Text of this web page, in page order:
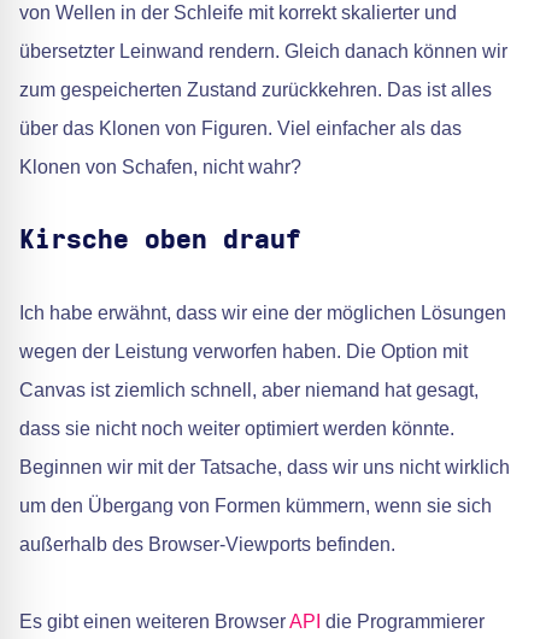
von Wellen in der Schleife mit korrekt skalierter und
übersetzter Leinwand rendern. Gleich danach können wir
zum gespeicherten Zustand zurückkehren. Das ist alles
über das Klonen von Figuren. Viel einfacher als das
Klonen von Schafen, nicht wahr?
Kirsche oben drauf
Ich habe erwähnt, dass wir eine der möglichen Lösungen
wegen der Leistung verworfen haben. Die Option mit
Canvas ist ziemlich schnell, aber niemand hat gesagt,
dass sie nicht noch weiter optimiert werden könnte.
Beginnen wir mit der Tatsache, dass wir uns nicht wirklich
um den Übergang von Formen kümmern, wenn sie sich
außerhalb des Browser-Viewports befinden.
Es gibt einen weiteren BrowserAPI die Programmierer